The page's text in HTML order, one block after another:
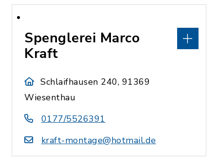
Spenglerei Marco
Kraft
Schlaifhausen 240, 91369
Wiesenthau
0177/5526391
kraft-montage@hotmail.de